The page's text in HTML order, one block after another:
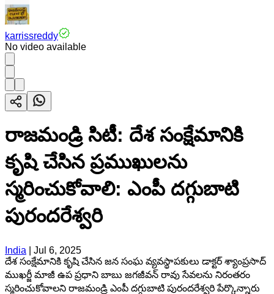
karrissreddy
No video available
రాజమండ్రి సిటీ: దేశ సంక్షేమానికి
కృషి చేసిన ప్రముఖులను
స్మరించుకోవాలి: ఎంపీ దగ్గుబాటి
పురందరేశ్వరి
India
Jul 6, 2025
దేశ సంక్షేమానికి కృషి చేసిన జన సంఘ వ్యవస్థాపకులు డాక్టర్ శ్యాంప్రసాద్
ముఖర్జీ మాజీ ఉప ప్రధాని బాబు జగజీవన్ రావు సేవలను నిరంతరం
స్మరించుకోవాలని రాజమండ్రి ఎంపీ దగ్గుబాటి పురందరేశ్వరి పేర్కొన్నారు